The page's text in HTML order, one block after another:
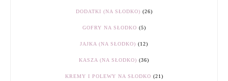
DODATKI (NA SŁODKO) (26)
GOFRY NA SŁODKO (5)
JAJKA (NA SŁODKO) (12)
KASZA (NA SŁODKO) (36)
KREMY I POLEWY NA SŁODKO (21)